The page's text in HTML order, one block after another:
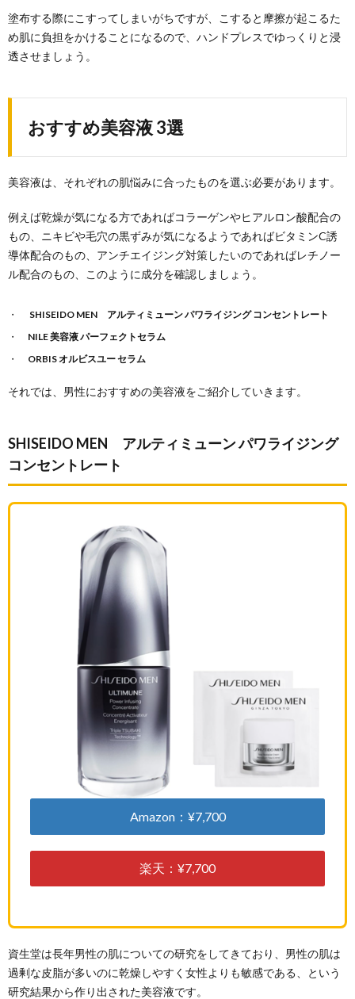
塗布する際にこすってしまいがちですが、こすると摩擦が起こるた
め肌に負担をかけることになるので、ハンドプレスでゆっくりと浸
透させましょう。
おすすめ美容液 3選
美容液は、それぞれの肌悩みに合ったものを選ぶ必要があります。
例えば乾燥が気になる方であればコラーゲンやヒアルロン酸配合の
もの、ニキビや毛穴の黒ずみが気になるようであればビタミンC誘
導体配合のもの、アンチエイジング対策したいのであればレチノー
ル配合のもの、このように成分を確認しましょう。
SHISEIDO MEN アルティミューン パワライジング コンセントレート
NILE 美容液 パーフェクトセラム
ORBIS オルビスユー セラム
それでは、男性におすすめの美容液をご紹介していきます。
SHISEIDO MEN アルティミューン パワライジング
コンセントレート
Amazon：¥7,700
楽天：¥7,700
資生堂は長年男性の肌についての研究をしてきており、男性の肌は
過剰な皮脂が多いのに乾燥しやすく女性よりも敏感である、という
研究結果から作り出された美容液です。